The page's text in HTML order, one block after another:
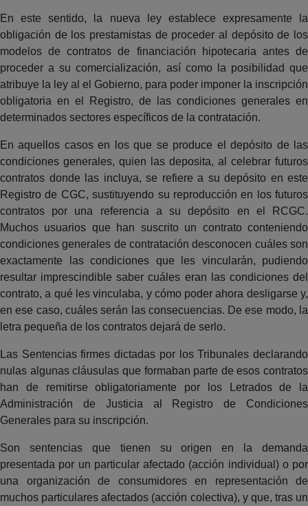
En este sentido, la nueva ley establece expresamente la
obligación de los prestamistas de proceder al depósito de los
modelos de contratos de financiación hipotecaria antes de
proceder a su comercialización, así como la posibilidad que
atribuye la ley al el Gobierno, para poder imponer la inscripción
obligatoria en el Registro, de las condiciones generales en
determinados sectores específicos de la contratación.
En aquellos casos en los que se produce el depósito de las
condiciones generales, quien las deposita, al celebrar futuros
contratos donde las incluya, se refiere a su depósito en este
Registro de CGC, sustituyendo su reproducción en los futuros
contratos por una referencia a su depósito en el RCGC.
Muchos usuarios que han suscrito un contrato conteniendo
condiciones generales de contratación desconocen cuáles son
exactamente las condiciones que les vincularán, pudiendo
resultar imprescindible saber cuáles eran las condiciones del
contrato, a qué les vinculaba, y cómo poder ahora desligarse y,
en ese caso, cuáles serán las consecuencias. De ese modo, la
letra pequeña de los contratos dejará de serlo.
Las Sentencias firmes dictadas por los Tribunales declarando
nulas algunas cláusulas que formaban parte de esos contratos
han de remitirse obligatoriamente por los Letrados de la
Administración de Justicia al Registro de Condiciones
Generales para su inscripción.
Son sentencias que tienen su origen en la demanda
presentada por un particular afectado (acción individual) o por
una organización de consumidores en representación de
muchos particulares afectados (acción colectiva), y que, tras un